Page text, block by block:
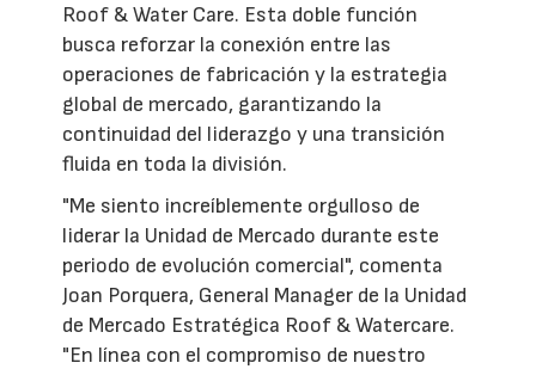
Roof & Water Care. Esta doble función
busca reforzar la conexión entre las
operaciones de fabricación y la estrategia
global de mercado, garantizando la
continuidad del liderazgo y una transición
fluida en toda la división.
"Me siento increíblemente orgulloso de
liderar la Unidad de Mercado durante este
periodo de evolución comercial", comenta
Joan Porquera, General Manager de la Unidad
de Mercado Estratégica Roof & Watercare.
"En línea con el compromiso de nuestro